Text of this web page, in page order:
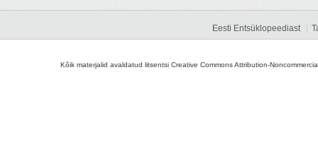
Eesti Entsüklopeediast
Kõik materjalid avaldatud litsentsi Creative Commons Attribution-